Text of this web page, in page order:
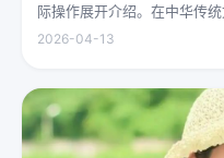
际操作展开介绍。在中华传
璨夺目的明珠，它与白虎、朱
2026-04-13